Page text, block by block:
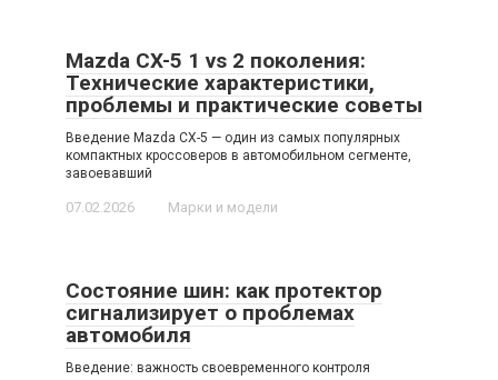
Mazda CX-5 1 vs 2 поколения:
Технические характеристики,
проблемы и практические советы
Введение Mazda CX-5 — один из самых популярных
компактных кроссоверов в автомобильном сегменте,
завоевавший
07.02.2026 Марки и модели
Состояние шин: как протектор
сигнализирует о проблемах
автомобиля
Введение: важность своевременного контроля